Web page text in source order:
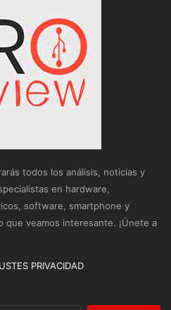
todos los análisis, noticias y
en hardware,
software, smartphone y
veamos interesante. ¡Únete a
PRIVACIDAD